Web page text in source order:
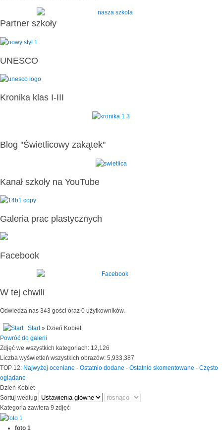
Partner szkoły
UNESCO
Kronika klas I-III
Blog "Świetlicowy zakątek"
Kanał szkoły na YouTube
Galeria prac plastycznych
Facebook
W tej chwili
Odwiedza nas 343 gości oraz 0 użytkowników.
Start» Dzień Kobiet
Powróć do galerii
Zdjęć we wszystkich kategoriach: 12,126
Liczba wyświetleń wszystkich obrazów: 5,933,387
TOP 12: Najwyżej oceniane - Ostatnio dodane - Ostatnio skomentowane - Często
oglądane
Dzień Kobiet
Sortuj według
Kategoria zawiera 9 zdjęć
foto 1